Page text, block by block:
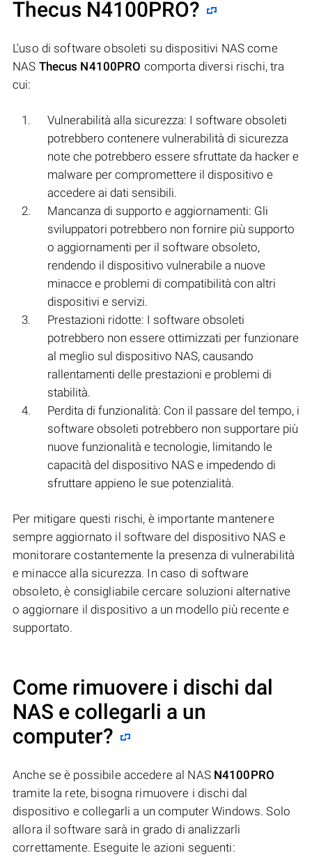
Thecus N4100PRO?
L'uso di software obsoleti su dispositivi NAS come
NAS Thecus N4100PRO comporta diversi rischi, tra
cui:
Vulnerabilità alla sicurezza: I software obsoleti
potrebbero contenere vulnerabilità di sicurezza
note che potrebbero essere sfruttate da hacker e
malware per compromettere il dispositivo e
accedere ai dati sensibili.
Mancanza di supporto e aggiornamenti: Gli
sviluppatori potrebbero non fornire più supporto
o aggiornamenti per il software obsoleto,
rendendo il dispositivo vulnerabile a nuove
minacce e problemi di compatibilità con altri
dispositivi e servizi.
Prestazioni ridotte: I software obsoleti
potrebbero non essere ottimizzati per funzionare
al meglio sul dispositivo NAS, causando
rallentamenti delle prestazioni e problemi di
stabilità.
Perdita di funzionalità: Con il passare del tempo, i
software obsoleti potrebbero non supportare più
nuove funzionalità e tecnologie, limitando le
capacità del dispositivo NAS e impedendo di
sfruttare appieno le sue potenzialità.
Per mitigare questi rischi, è importante mantenere
sempre aggiornato il software del dispositivo NAS e
monitorare costantemente la presenza di vulnerabilità
e minacce alla sicurezza. In caso di software
obsoleto, è consigliabile cercare soluzioni alternative
o aggiornare il dispositivo a un modello più recente e
supportato.
Come rimuovere i dischi dal
NAS e collegarli a un
computer?
Anche se è possibile accedere al NAS N4100PRO
tramite la rete, bisogna rimuovere i dischi dal
dispositivo e collegarli a un computer Windows. Solo
allora il software sarà in grado di analizzarli
correttamente. Eseguite le azioni seguenti: